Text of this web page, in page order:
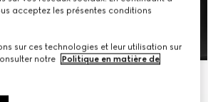
acceptez les présentes conditions
sur ces technologies et leur utilisation sur
notre
Politique en matière de